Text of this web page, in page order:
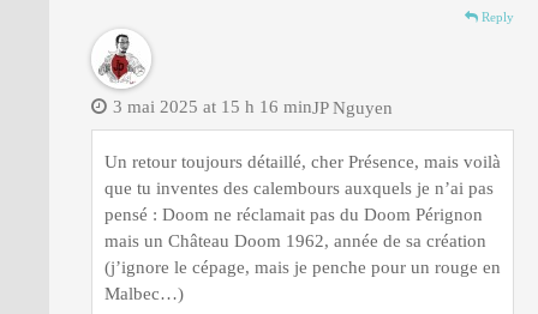
Reply
JP Nguyen
3 mai 2025 at 15 h 16 min
Un retour toujours détaillé, cher Présence, mais voilà
que tu inventes des calembours auxquels je n’ai pas
pensé : Doom ne réclamait pas du Doom Pérignon
mais un Château Doom 1962, année de sa création
(j’ignore le cépage, mais je penche pour un rouge en
Malbec…)